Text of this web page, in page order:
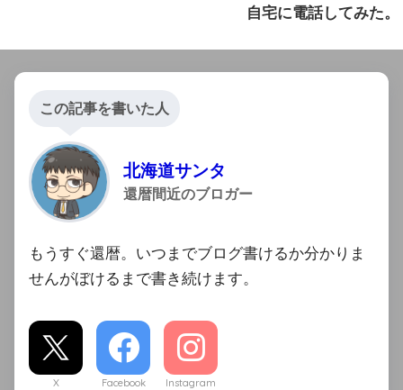
自宅に電話してみた。
この記事を書いた人
北海道サンタ
還暦間近のブロガー
もうすぐ還暦。いつまでブログ書けるか分かりま
せんがぼけるまで書き続けます。
X Facebook Instagram